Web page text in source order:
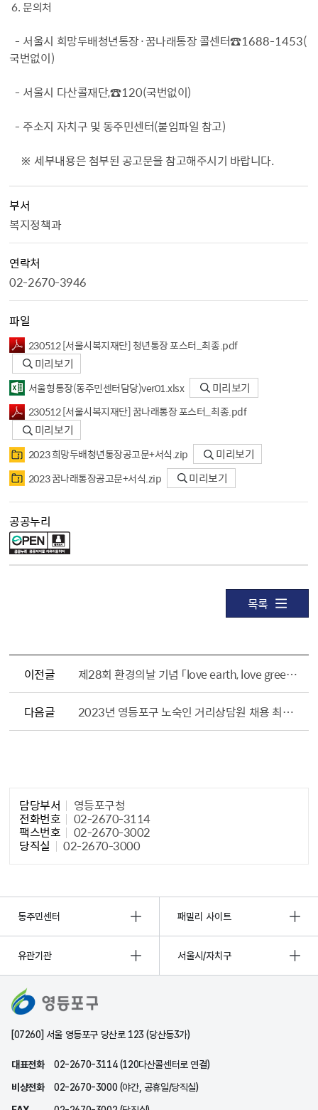
6.문의처
- 서울시 희망두배청년통장·꿈나래통장 콜센터☎1688-1453(
국번없이)
- 서울시 다산콜재단,☎120(국번없이)
-주소지 자치구 및 동주민센터(붙임파일 참고)
※ 세부내용은 첨부된 공고문을 참고해주시기 바랍니다.
부서
복지정책과
연락처
02-2670-3946
파일
230512 [서울시복지재단] 청년통장 포스터_최종.pdf
미리보기
서울형통장（동주민센터담당）ver01.xlsx
미리보기
230512 [서울시복지재단] 꿈나래통장 포스터_최종.pdf
미리보기
2023 희망두배청년통장공고문+서식.zip
미리보기
2023 꿈나래통장공고문+서식.zip
미리보기
공공누리
목록
이전글 제28회 환경의날 기념 「love earth, love green」 행사 개최 안내
다음글 2023년 영등포구 노숙인 거리상담원 채용 최종 합격자 공고
담당부서 영등포구청
전화번호 02-2670-3114
팩스번호 02-2670-3002
당직실 02-2670-3000
동주민센터 패밀리 사이트
유관기관 서울시/자치구
[07260] 서울 영등포구 당산로 123 (당산동3가)
대표전화
02-2670-3114 (120다산콜센터로 연결)
비상전화
02-2670-3000 (야간, 공휴일/당직실)